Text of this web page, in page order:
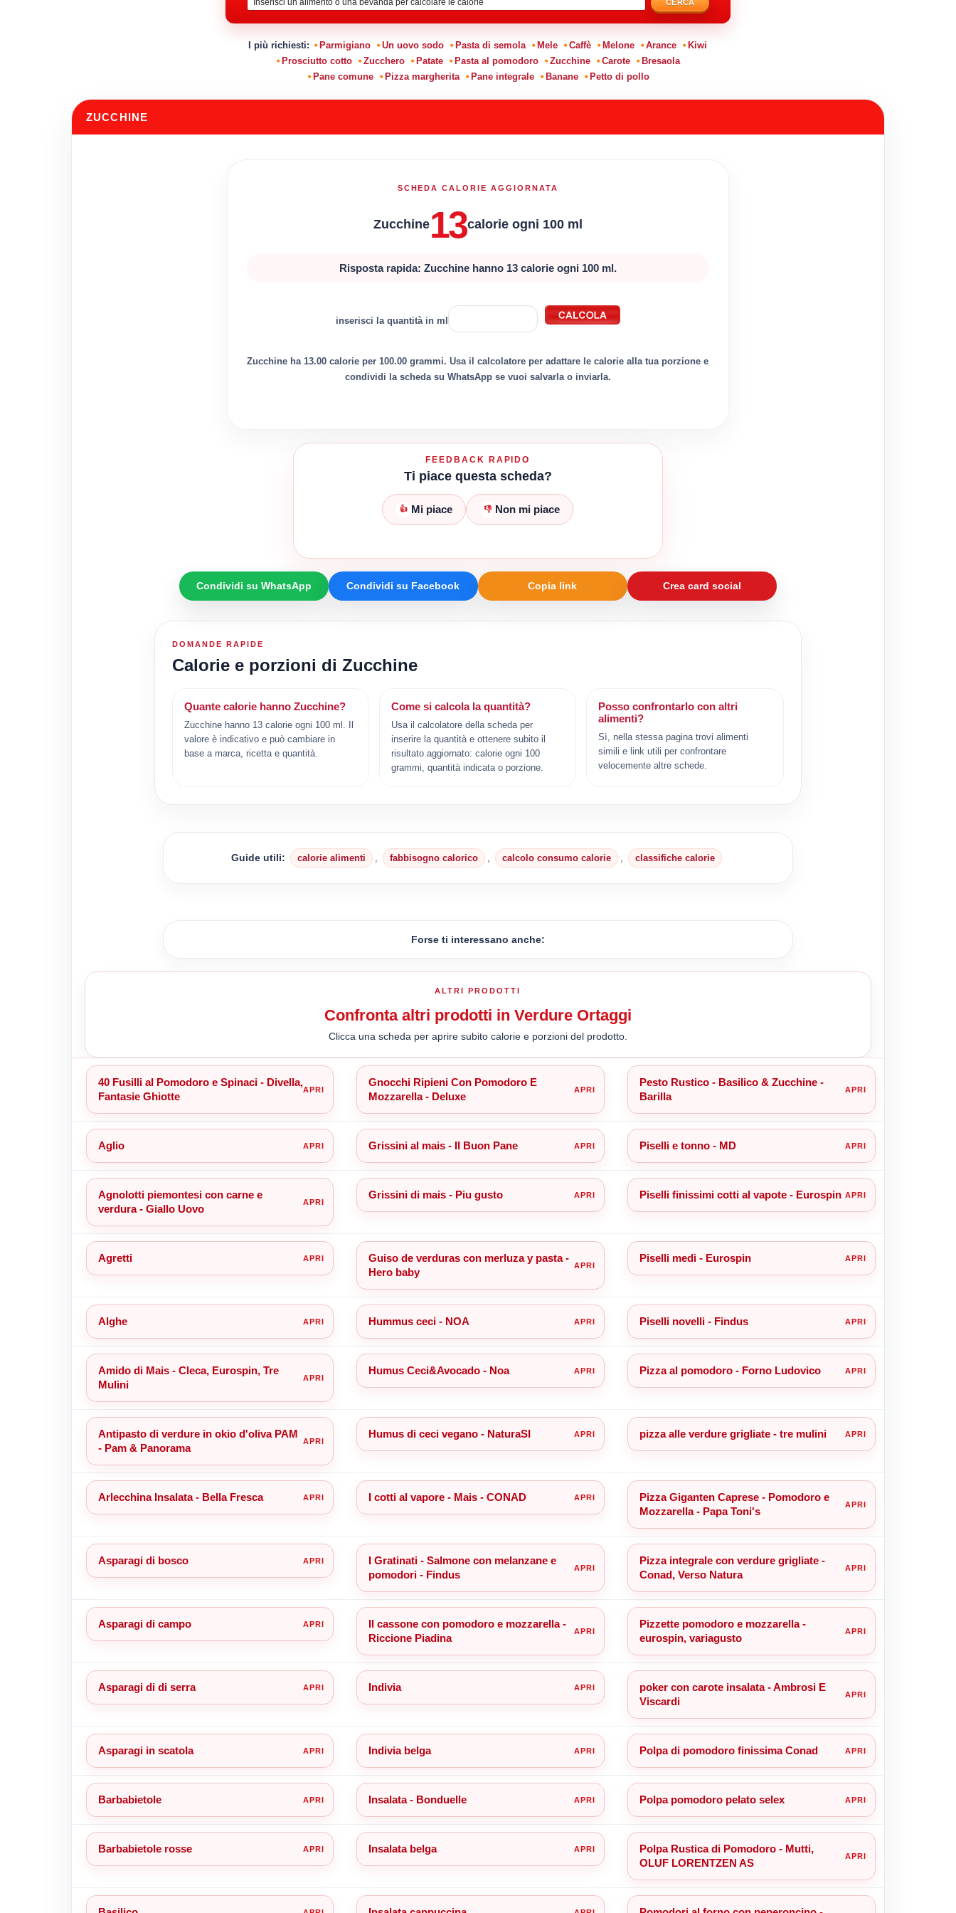
CERCA
I più richiesti: Parmigiano Un uovo sodo Pasta di semola Mele Caffè Melone Arance
Kiwi
Prosciutto cotto
Zucchero Patate Pasta al pomodoro Zucchine Carote
Bresaola
Pane comune
Pizza margherita Pane integrale Banane Petto di pollo
ZUCCHINE
SCHEDA CALORIE AGGIORNATA
Zucchine13calorie ogni 100 ml
Risposta rapida: Zucchine hanno 13 calorie ogni 100 ml.
inserisci la quantità in ml
Zucchine ha 13.00 calorie per 100.00 grammi. Usa il calcolatore per adattare le calorie alla tua porzione e
condividi la scheda su WhatsApp se vuoi salvarla o inviarla.
FEEDBACK RAPIDO
Ti piace questa scheda?
👍 Mi piace 👎 Non mi piace
Condividi su WhatsApp Condividi su Facebook Copia link Crea card social
DOMANDE RAPIDE
Calorie e porzioni di Zucchine
Quante calorie hanno Zucchine?
Zucchine hanno 13 calorie ogni 100 ml. Il
valore è indicativo e può cambiare in
base a marca, ricetta e quantità.
Come si calcola la quantità?
Usa il calcolatore della scheda per
inserire la quantità e ottenere subito il
risultato aggiornato: calorie ogni 100
grammi, quantità indicata o porzione.
Posso confrontarlo con altri
alimenti?
Sì, nella stessa pagina trovi alimenti
simili e link utili per confrontare
velocemente altre schede.
Guide utili: calorie alimenti fabbisogno calorico calcolo consumo calorie classifiche calorie
Forse ti interessano anche:
ALTRI PRODOTTI
Confronta altri prodotti in Verdure Ortaggi
Clicca una scheda per aprire subito calorie e porzioni del prodotto.
40 Fusilli al Pomodoro e Spinaci - Divella,
Fantasie Ghiotte
Gnocchi Ripieni Con Pomodoro E
Mozzarella - Deluxe
Pesto Rustico - Basilico & Zucchine -
Barilla
Aglio Grissini al mais - Il Buon Pane Piselli e tonno - MD
Agnolotti piemontesi con carne e
verdura - Giallo Uovo
Grissini di mais - Piu gusto Piselli finissimi cotti al vapote - Eurospin
Agretti
Guiso de verduras con merluza y pasta -
Hero baby
Piselli medi - Eurospin
Alghe Hummus ceci - NOA Piselli novelli - Findus
Amido di Mais - Cleca, Eurospin, Tre
Mulini
Humus Ceci&Avocado - Noa Pizza al pomodoro - Forno Ludovico
Antipasto di verdure in okio d'oliva PAM
- Pam & Panorama
Humus di ceci vegano - NaturaSI pizza alle verdure grigliate - tre mulini
Arlecchina Insalata - Bella Fresca I cotti al vapore - Mais - CONAD
Pizza Giganten Caprese - Pomodoro e
Mozzarella - Papa Toni's
Asparagi di bosco
I Gratinati - Salmone con melanzane e
pomodori - Findus
Pizza integrale con verdure grigliate -
Conad, Verso Natura
Asparagi di campo
Il cassone con pomodoro e mozzarella -
Riccione Piadina
Pizzette pomodoro e mozzarella -
eurospin, variagusto
Asparagi di di serra Indivia
poker con carote insalata - Ambrosi E
Viscardi
Asparagi in scatola Indivia belga Polpa di pomodoro finissima Conad
Barbabietole Insalata - Bonduelle Polpa pomodoro pelato selex
Barbabietole rosse Insalata belga
Polpa Rustica di Pomodoro - Mutti,
OLUF LORENTZEN AS